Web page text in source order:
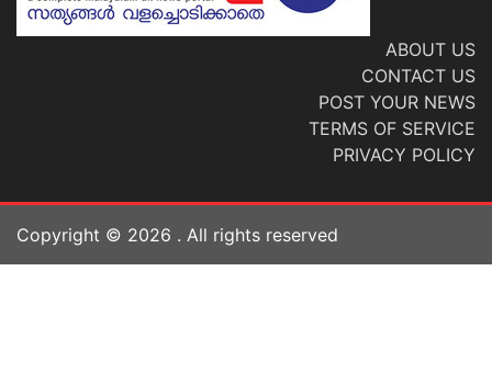
ABOUT US
CONTACT US
POST YOUR NEWS
TERMS OF SERVICE
PRIVACY POLICY
Copyright © 2026 . All rights reserved